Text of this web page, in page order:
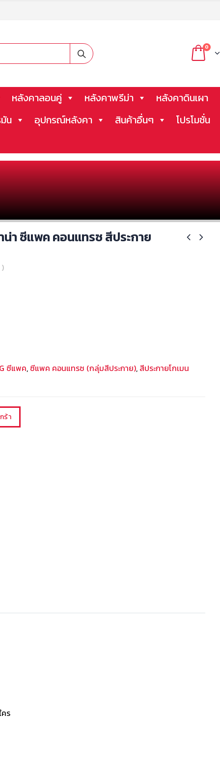
0
หลังคาลอนคู่ หลังคาพรีม่า
หลังคาดินเผา
น อุปกรณ์หลังคา สินค้าอื่นๆ
โปรโมชั่น
า ซีแพค คอนแทรซ สีประกาย
ซีแพค, ซีแพค คอนแทรซ (กลุ่มสีประกาย), สีประกายโกเมน
ร้า
ร